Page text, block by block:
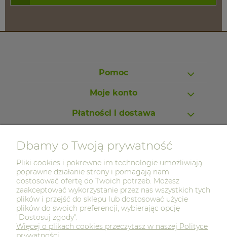
Pomoc
Moje konto
Płatności i dostawa
O nas
Sklep z drewnem Drewno-Market.pl
Najwyższa jakość produktów
Dbamy o Twoją prywatność
Pliki cookies i pokrewne im technologie umożliwiają
poprawne działanie strony i pomagają nam
dostosować ofertę do Twoich potrzeb. Możesz
zaakceptować wykorzystanie przez nas wszystkich tych
plików i przejść do sklepu lub dostosować użycie
plików do swoich preferencji, wybierając opcję
"Dostosuj zgody".
Więcej o plikach cookies przeczytasz w naszej Polityce